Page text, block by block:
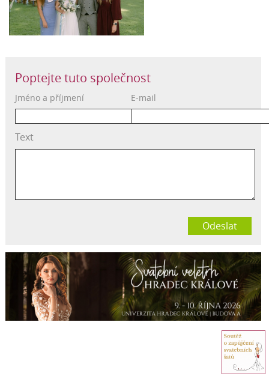
Poptejte tuto společnost
Jméno a příjmení E-mail
Text
Odeslat